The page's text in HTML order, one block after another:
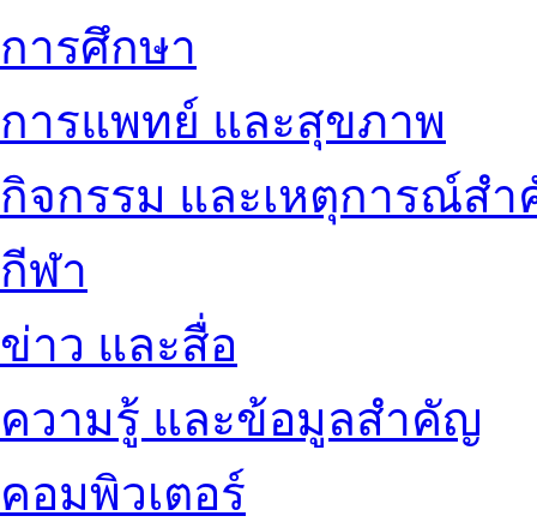
การศึกษา
การแพทย์ และสุขภาพ
กิจกรรม และเหตุการณ์ส
กีฬา
ข่าว และสื่อ
ความรู้ และข้อมูลสำคัญ
คอมพิวเตอร์